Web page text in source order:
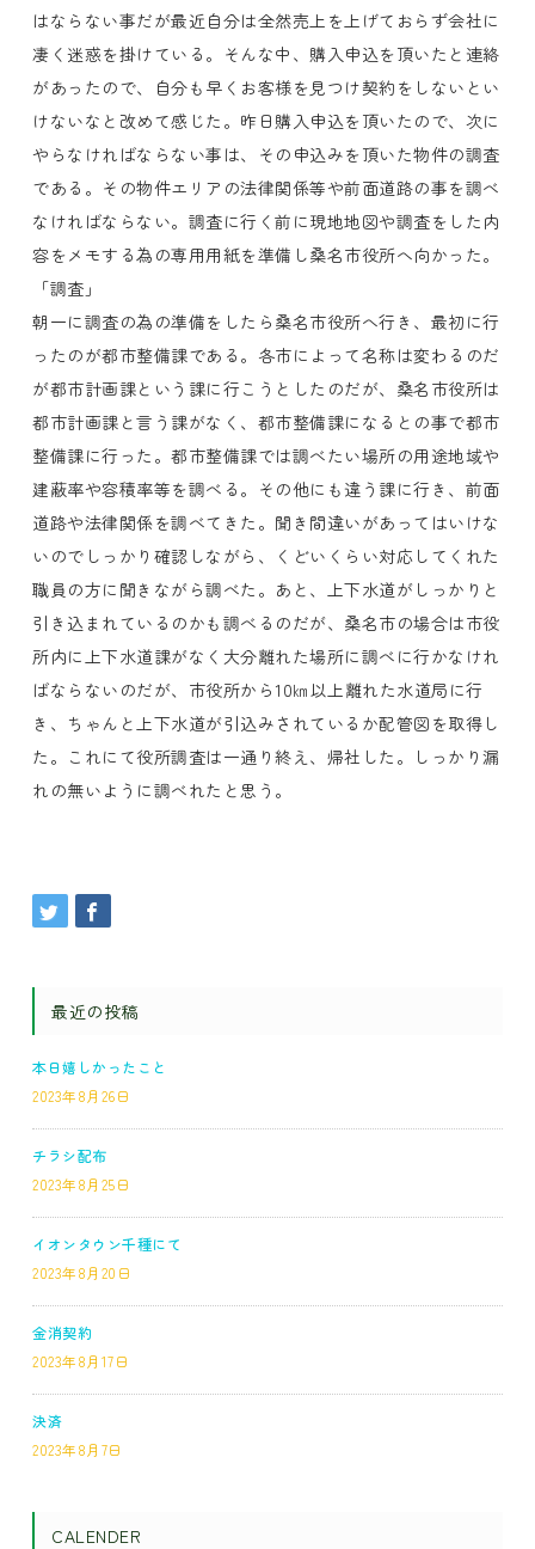
はならない事だが最近自分は全然売上を上げておらず会社に
凄く迷惑を掛けている。そんな中、購入申込を頂いたと連絡
があったので、自分も早くお客様を見つけ契約をしないとい
けないなと改めて感じた。昨日購入申込を頂いたので、次に
やらなければならない事は、その申込みを頂いた物件の調査
である。その物件エリアの法律関係等や前面道路の事を調べ
なければならない。調査に行く前に現地地図や調査をした内
容をメモする為の専用用紙を準備し桑名市役所へ向かった。
「調査」
朝一に調査の為の準備をしたら桑名市役所へ行き、最初に行
ったのが都市整備課である。各市によって名称は変わるのだ
が都市計画課という課に行こうとしたのだが、桑名市役所は
都市計画課と言う課がなく、都市整備課になるとの事で都市
整備課に行った。都市整備課では調べたい場所の用途地域や
建蔽率や容積率等を調べる。その他にも違う課に行き、前面
道路や法律関係を調べてきた。聞き間違いがあってはいけな
いのでしっかり確認しながら、くどいくらい対応してくれた
職員の方に聞きながら調べた。あと、上下水道がしっかりと
引き込まれているのかも調べるのだが、桑名市の場合は市役
所内に上下水道課がなく大分離れた場所に調べに行かなけれ
ばならないのだが、市役所から10㎞以上離れた水道局に行
き、ちゃんと上下水道が引込みされているか配管図を取得し
た。これにて役所調査は一通り終え、帰社した。しっかり漏
れの無いように調べれたと思う。
最近の投稿
本日嬉しかったこと
2023年8月26日
チラシ配布
2023年8月25日
イオンタウン千種にて
2023年8月20日
金消契約
2023年8月17日
決済
2023年8月7日
CALENDER